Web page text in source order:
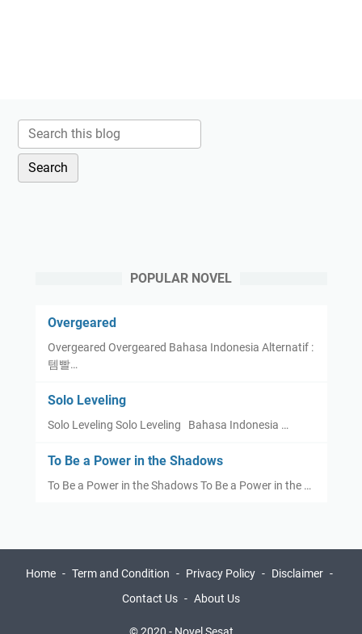
POPULAR NOVEL
Overgeared
Overgeared Overgeared Bahasa Indonesia Alternatif :
템빨…
Solo Leveling
Solo Leveling Solo Leveling Bahasa Indonesia …
To Be a Power in the Shadows
To Be a Power in the Shadows To Be a Power in the …
Home Term and Condition Privacy Policy
Disclaimer
Contact Us
About Us